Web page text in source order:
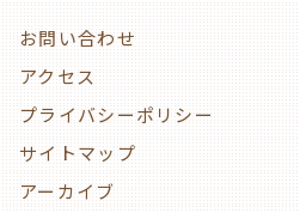
お問い合わせ
アクセス
プライバシーポリシー
サイトマップ
アーカイブ